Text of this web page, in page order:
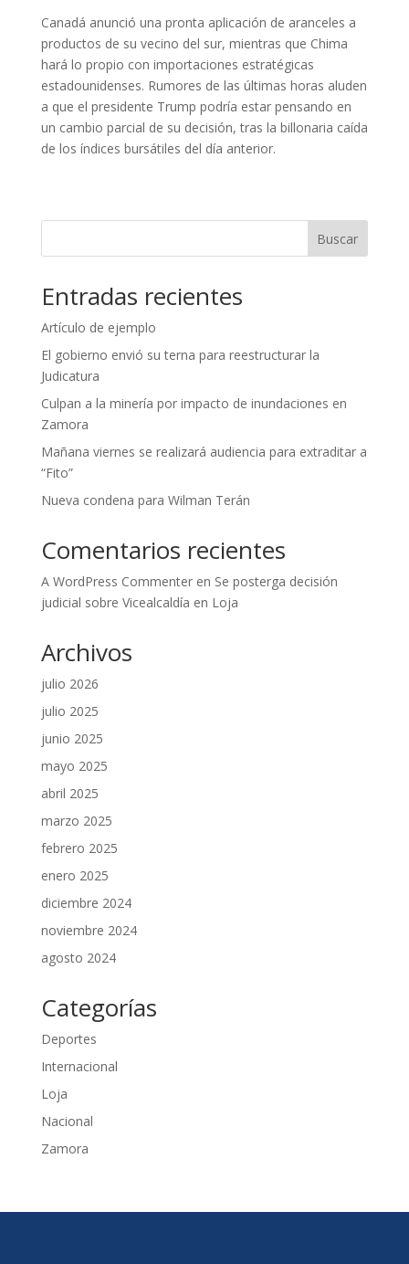
Canadá anunció una pronta aplicación de aranceles a
productos de su vecino del sur, mientras que Chima
hará lo propio con importaciones estratégicas
estadounidenses. Rumores de las últimas horas aluden
a que el presidente Trump podría estar pensando en
un cambio parcial de su decisión, tras la billonaria caída
de los índices bursátiles del día anterior.
Buscar
Entradas recientes
Artículo de ejemplo
El gobierno envió su terna para reestructurar la
Judicatura
Culpan a la minería por impacto de inundaciones en
Zamora
Mañana viernes se realizará audiencia para extraditar a
“Fito”
Nueva condena para Wilman Terán
Comentarios recientes
A WordPress Commenteren Se posterga decisión
judicial sobre Vicealcaldía en Loja
Archivos
julio 2026
julio 2025
junio 2025
mayo 2025
abril 2025
marzo 2025
febrero 2025
enero 2025
diciembre 2024
noviembre 2024
agosto 2024
Categorías
Deportes
Internacional
Loja
Nacional
Zamora